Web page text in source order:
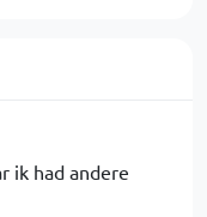
ik had andere